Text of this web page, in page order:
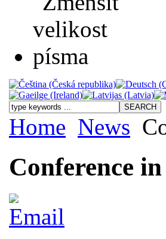
Home News
Conference